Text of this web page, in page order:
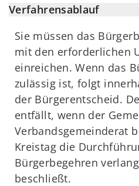
Verfahrensablauf
Sie müssen das
mit den erforderlichen
einreichen. Wenn das
zulässig ist, folgt
der Bürgerentscheid.
entfällt, wenn der
Verbandsgemeinderat
Kreistag die
Bürgerbegehren
beschließt.